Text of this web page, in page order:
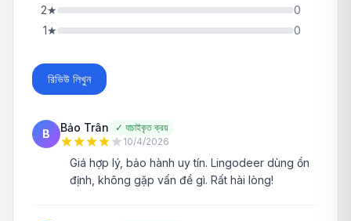
2★
0
1★ 0
রিভিউ লিখুন
B Bảo Trân ✓ যাচাইকৃত ক্রয়
10/4/2026
Giá hợp lý, bảo hành uy tín. Lingodeer dùng ổn
định, không gặp vấn đề gì. Rất hài lòng!